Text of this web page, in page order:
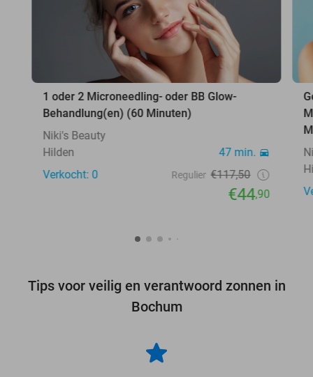
1 oder 2 Microneedling- oder BB Glow-
Behandlung(en) (60 Minuten)
Niki's Beauty
Hilden
47 min.
Verkocht: 0
Regulier €117,50
€44,90
Tips voor veilig en verantwoord zonnen in
Bochum